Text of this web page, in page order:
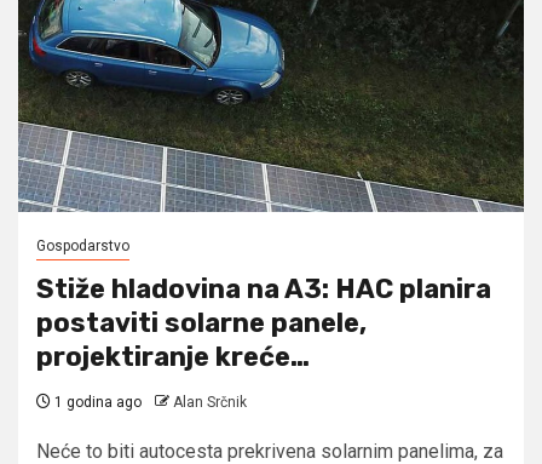
Gospodarstvo
Stiže hladovina na A3: HAC planira
postaviti solarne panele,
projektiranje kreće…
1 godina ago Alan Srčnik
Neće to biti autocesta prekrivena solarnim panelima, za